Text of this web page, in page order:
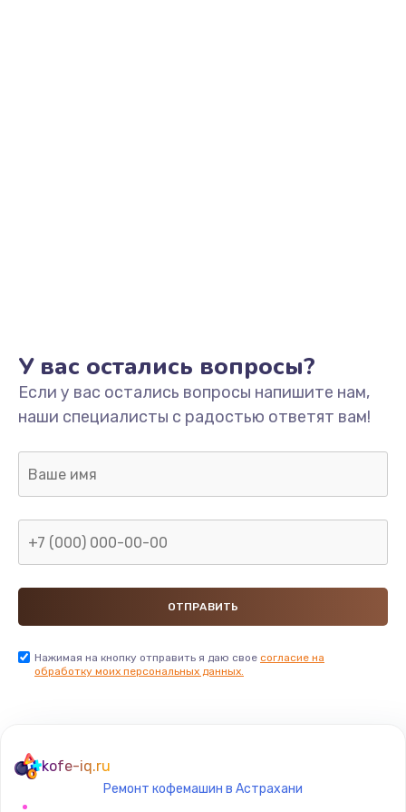
Заказать
Замена фильтра
Заказать
Замена жерновов
1200 руб.
Заказать
Замена капучинатора
У вас остались вопросы?
Если у вас остались вопросы напишите нам,
наши специалисты с радостью ответят вам!
Нажимая на кнопку отправить я даю свое согласие на
обработку моих персональных данных.
kofe-iq.ru
Ремонт кофемашин в Астрахани